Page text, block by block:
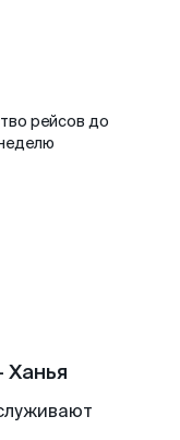
рейсов до